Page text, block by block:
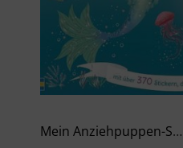
Mein Anziehpuppen-Stickerbuch: Meerjungfrauen